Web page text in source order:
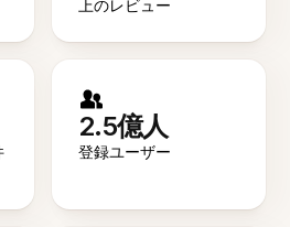
上のレビュー
2.5億人
登録ユーザー